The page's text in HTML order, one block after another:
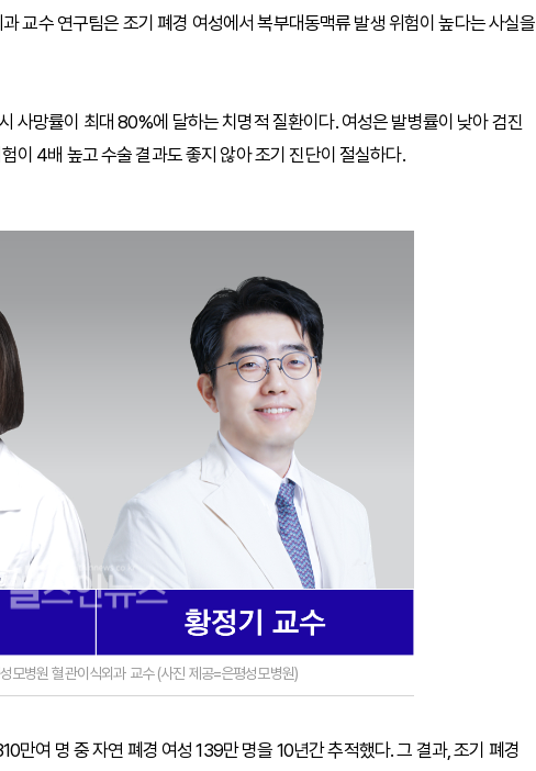
교수 연구팀은 조기 폐경 여성에서 복부대동맥류 발생 위험이 높다는 사실을
사망률이 최대 80%에 달하는 치명적 질환이다. 여성은 발병률이 낮아 검진
이 4배 높고 수술 결과도 좋지 않아 조기 진단이 절실하다.
모병원 혈관이식외과 교수 (사진 제공=은평성모병원)
여 명 중 자연 폐경 여성 139만 명을 10년간 추적했다. 그 결과, 조기 폐경